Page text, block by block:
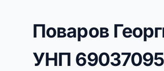
Поваров
УНП